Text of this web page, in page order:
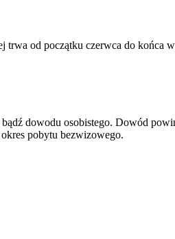
od początku czerwca do końca
dowodu osobistego. Dowód
pobytu bezwizowego.